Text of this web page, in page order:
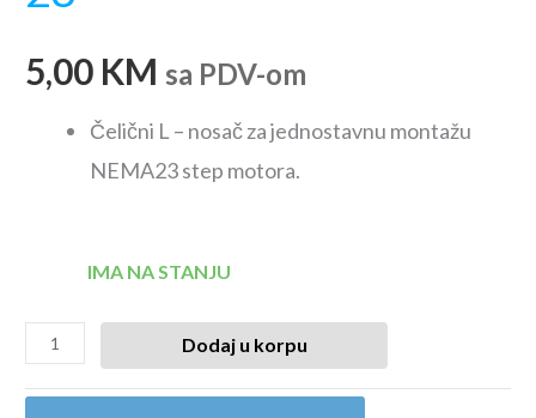
5,00 KM sa PDV-om
Čelični L – nosač za jednostavnu montažu
NEMA23 step motora.
IMA NA STANJU
Dodaj u korpu